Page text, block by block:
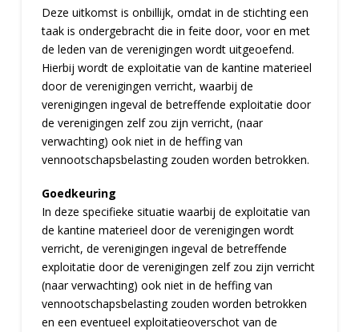
Deze uitkomst is onbillijk, omdat in de stichting een
taak is ondergebracht die in feite door, voor en met
de leden van de verenigingen wordt uitgeoefend.
Hierbij wordt de exploitatie van de kantine materieel
door de verenigingen verricht, waarbij de
verenigingen ingeval de betreffende exploitatie door
de verenigingen zelf zou zijn verricht, (naar
verwachting) ook niet in de heffing van
vennootschapsbelasting zouden worden betrokken.
Goedkeuring
In deze specifieke situatie waarbij de exploitatie van
de kantine materieel door de verenigingen wordt
verricht, de verenigingen ingeval de betreffende
exploitatie door de verenigingen zelf zou zijn verricht
(naar verwachting) ook niet in de heffing van
vennootschapsbelasting zouden worden betrokken
en een eventueel exploitatieoverschot van de